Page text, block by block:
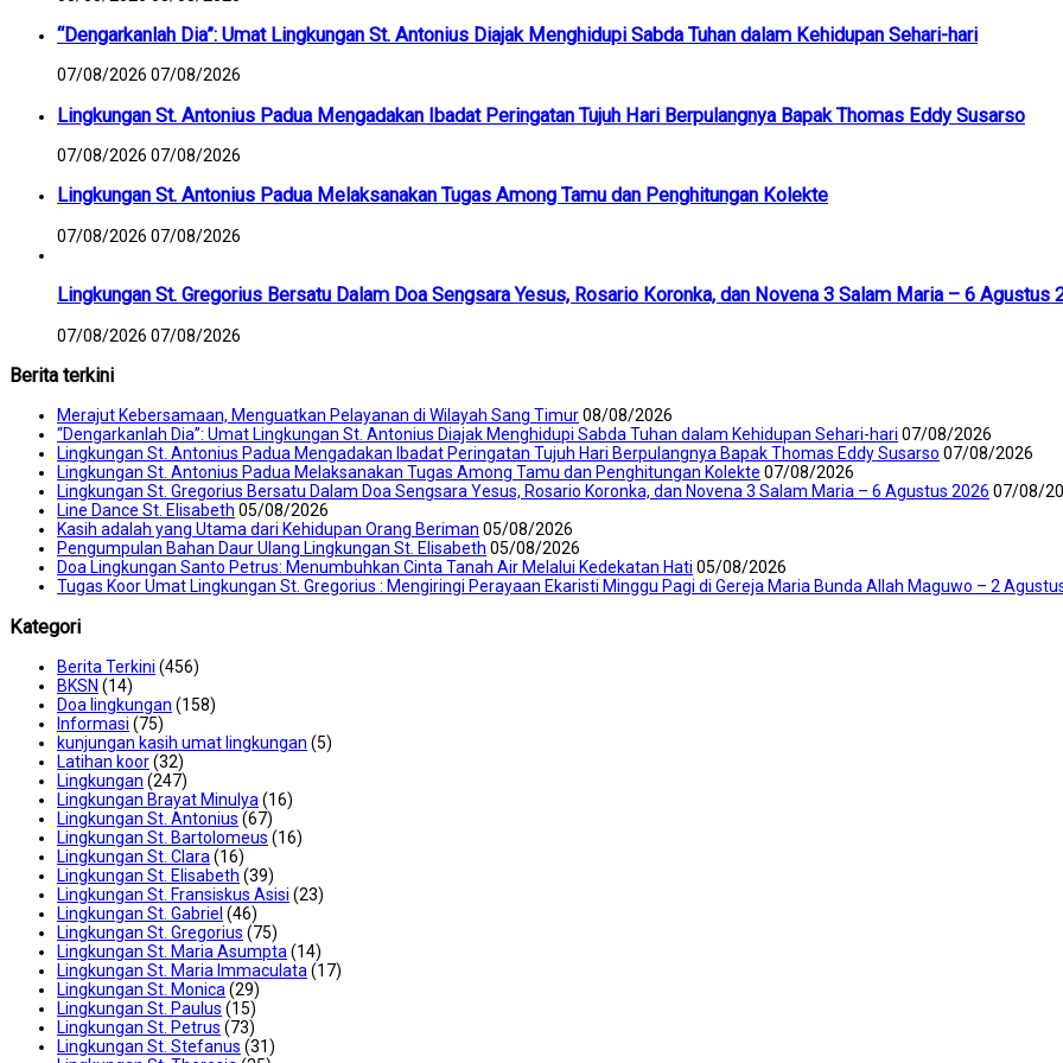
“Dengarkanlah Dia”: Umat Lingkungan St. Antonius Diajak Menghidupi Sabda Tuhan dalam Kehidupan Sehari-hari
07/08/2026 07/08/2026
Lingkungan St. Antonius Padua Mengadakan Ibadat Peringatan Tujuh Hari Berpulangnya Bapak Thomas Eddy Susarso
07/08/2026 07/08/2026
Lingkungan St. Antonius Padua Melaksanakan Tugas Among Tamu dan Penghitungan Kolekte
07/08/2026 07/08/2026
Lingkungan St. Gregorius Bersatu Dalam Doa Sengsara Yesus, Rosario Koronka, dan Novena 3 Salam Maria – 6 Agustus
07/08/2026 07/08/2026
Berita terkini
Merajut Kebersamaan, Menguatkan Pelayanan di Wilayah Sang Timur08/08/2026
“Dengarkanlah Dia”: Umat Lingkungan St. Antonius Diajak Menghidupi Sabda Tuhan dalam Kehidupan Sehari-hari 07/08/2026
Lingkungan St. Antonius Padua Mengadakan Ibadat Peringatan Tujuh Hari Berpulangnya Bapak Thomas Eddy Susarso 07/08/2026
Lingkungan St. Antonius Padua Melaksanakan Tugas Among Tamu dan Penghitungan Kolekte 07/08/2026
Lingkungan St. Gregorius Bersatu Dalam Doa Sengsara Yesus, Rosario Koronka, dan Novena 3 Salam Maria – 6 Agustus 2026 07/08/
Line Dance St. Elisabeth 05/08/2026
Kasih adalah yang Utama dari Kehidupan Orang Beriman 05/08/2026
Pengumpulan Bahan Daur Ulang Lingkungan St. Elisabeth 05/08/2026
Doa Lingkungan Santo Petrus: Menumbuhkan Cinta Tanah Air Melalui Kedekatan Hati 05/08/2026
Tugas Koor Umat Lingkungan St. Gregorius : Mengiringi Perayaan Ekaristi Minggu Pagi di Gereja Maria Bunda Allah Maguwo – 2
Kategori
Berita Terkini (456)
BKSN (14)
Doa lingkungan (158)
Informasi (75)
kunjungan kasih umat lingkungan (5)
Latihan koor(32)
Lingkungan (247)
Lingkungan Brayat Minulya (16)
Lingkungan St. Antonius (67)
Lingkungan St. Bartolomeus (16)
Lingkungan St. Clara (16)
Lingkungan St. Elisabeth (39)
Lingkungan St. Fransiskus Asisi (23)
Lingkungan St. Gabriel (46)
Lingkungan St. Gregorius (75)
Lingkungan St. Maria Asumpta (14)
Lingkungan St. Maria Immaculata (17)
Lingkungan St. Monica (29)
Lingkungan St. Paulus (15)
Lingkungan St. Petrus (73)
Lingkungan St. Stefanus (31)